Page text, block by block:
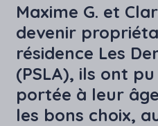
Maxime G. et
devenir
résidence Les
(PSLA), ils ont
portée à leur
les bons choix,